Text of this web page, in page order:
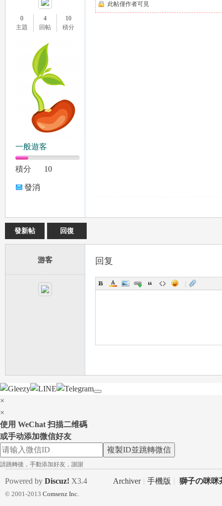
灣
0
主題
4
回帖
10
積分
一般遊客
積分 10
發消
此帖僅作者可見
發新帖 回復
游客 回复
|
×
×
使用 WeChat 扫描二维碼
或手动添加微信好友
複製ID並跳轉微信
請跳轉後，手動添加好友，謝謝
Archiver | 手機版 | 獅子の咪咪
Powered by Discuz! X3.4
© 2001-2013 Comsenz Inc.